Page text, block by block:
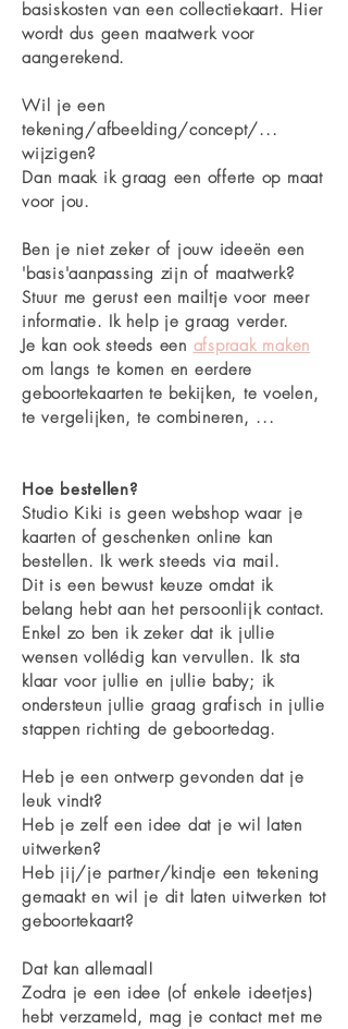
basiskosten van een collectiekaart. Hier
wordt dus geen maatwerk voor
aangerekend.
Wil je een
tekening/afbeelding/concept/...
wijzigen?
Dan maak ik graag een offerte op maat
voor jou.
Ben je niet zeker of jouw ideeën een
'basis'aanpassing zijn of maatwerk?
Stuur me gerust een mailtje voor meer
informatie. Ik help je graag verder.
Je kan ook steeds een afspraak maken
om langs te komen en eerdere
geboortekaarten te bekijken, te voelen,
te vergelijken, te combineren, ...
Hoe bestellen?
Studio Kiki is geen webshop waar je
kaarten of geschenken online kan
bestellen. Ik werksteeds via mail.
Dit is een bewust keuze omdat ik
belang hebt aan het persoonlijk contact.
Enkel zo ben ik zeker dat ik jullie
wensen vollédig kan vervullen. Ik sta
klaar voor jullie en jullie baby; ik
ondersteun jullie graag grafisch in jullie
stappen richting de geboortedag.
Heb je een ontwerp gevonden dat je
leuk vindt?
Heb je zelf een idee dat je wil laten
uitwerken?
Heb jij/je partner/kindje een tekening
gemaakt en wil je dit laten uitwerken tot
geboortekaart?
Dat kan allemaal!
Zodra je een idee (of enkele ideetjes)
hebt verzameld, mag je contact met me